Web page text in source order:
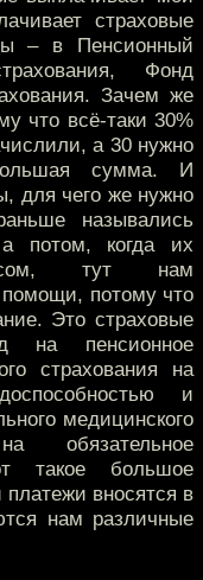
страховые
– в Пенсионный
Фонд
Зачем же
что всё-таки 30%
а 30 нужно
сумма. И
для чего же нужно
назывались
потом, когда их
тут нам
помощи, потому что
Это страховые
на пенсионное
страхования на
и
медицинского
обязательное
такое большое
вносятся в
нам различные